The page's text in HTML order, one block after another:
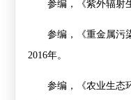
参编，《紫外辐射
参编，《重金属污
2016年。
参编，《农业生态